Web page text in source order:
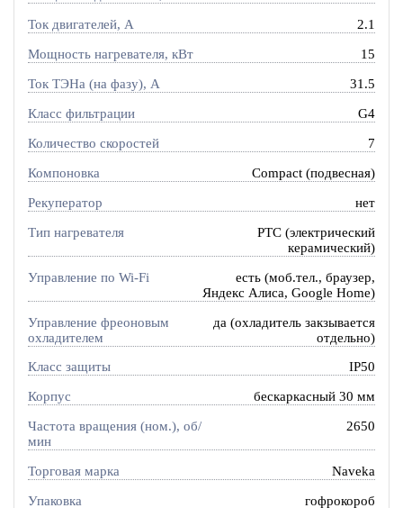
Ток двигателей, А 2.1
Мощность нагревателя, кВт 15
Ток ТЭНа (на фазу), А 31.5
Класс фильтрации G4
Количество скоростей 7
Компоновка Compact (подвесная)
Рекуператор нет
Тип нагревателя
PTC (электрический
керамический)
Управление по Wi-Fi
есть (моб.тел., браузер,
Яндекс Алиса, Google Home)
Управление фреоновым
охладителем
да (охладитель закзывается
отдельно)
Класс защиты IP50
Корпус бескаркасный 30 мм
Частота вращения (ном.), об/
мин
2650
Торговая марка Naveka
Упаковка гофрокороб